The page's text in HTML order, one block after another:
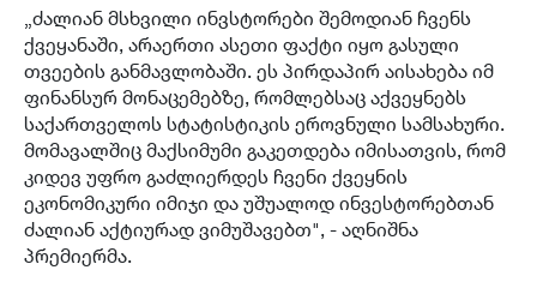
„ძალიან მსხვილი ინვსტორები შემოდიან ჩვენს
ქვეყანაში, არაერთი ასეთი ფაქტი იყო გასული
თვეების განმავლობაში. ეს პირდაპირ აისახება იმ
ფინანსურ მონაცემებზე, რომლებსაც აქვეყნებს
საქართველოს სტატისტიკის ეროვნული სამსახური.
მომავალშიც მაქსიმუმი გაკეთდება იმისათვის, რომ
კიდევ უფრო გაძლიერდეს ჩვენი ქვეყნის
ეკონომიკური იმიჯი და უშუალოდ ინვესტორებთან
ძალიან აქტიურად ვიმუშავებთ", - აღნიშნა
პრემიერმა.